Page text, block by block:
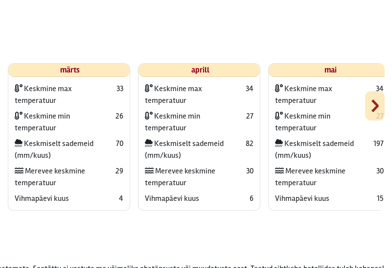
›
märts
Keskmine max
temperatuur
33
Keskmine min
temperatuur
26
Keskmiselt sademeid
(mm/kuus)
70
Merevee keskmine
temperatuur
29
Vihmapäevi kuus 4
aprill
Keskmine max
temperatuur
34
Keskmine min
temperatuur
27
Keskmiselt sademeid
(mm/kuus)
82
Merevee keskmine
temperatuur
30
Vihmapäevi kuus 6
mai
Keskmine max
temperatuur
34
Keskmine min
temperatuur
27
Keskmiselt sademeid
(mm/kuus)
197
Merevee keskmine
temperatuur
30
Vihmapäevi kuus 15